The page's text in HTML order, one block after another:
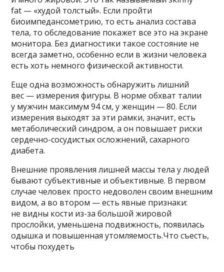
fat — «худой толстый». Если пройти
биоимпедансометрию, то есть анализ состава
тела, то обследование покажет все это на экране
монитора. Без диагностики такое состояние не
всегда заметно, особенно если в жизни человека
есть хоть немного физической активности.
Еще одна возможность обнаружить лишний
вес — измерения фигуры. В норме обхват талии
у мужчин максимум 94 см, у женщин — 80. Если
измерения выходят за эти рамки, значит, есть
метаболический синдром, а он повышает риски
сердечно-сосудистых осложнений, сахарного
диабета.
Внешние проявления лишней массы тела у людей
бывают субъективные и объективные. В первом
случае человек просто недоволен своим внешним
видом, а во втором — есть явные признаки:
не видны кости из-за большой жировой
прослойки, уменьшена подвижность, появилась
одышка и повышенная утомляемость.Что съесть,
чтобы похудеть